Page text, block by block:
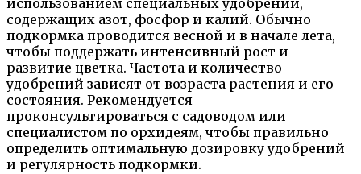
использованием специальных удобрений,
содержащих азот, фосфор и калий. Обычно
подкормка проводится весной и в начале лета,
чтобы поддержать интенсивный рост и
развитие цветка. Частота и количество
удобрений зависят от возраста растения и его
состояния. Рекомендуется
проконсультироваться с садоводом или
специалистом по орхидеям, чтобы правильно
определить оптимальную дозировку удобрений
и регулярность подкормки.